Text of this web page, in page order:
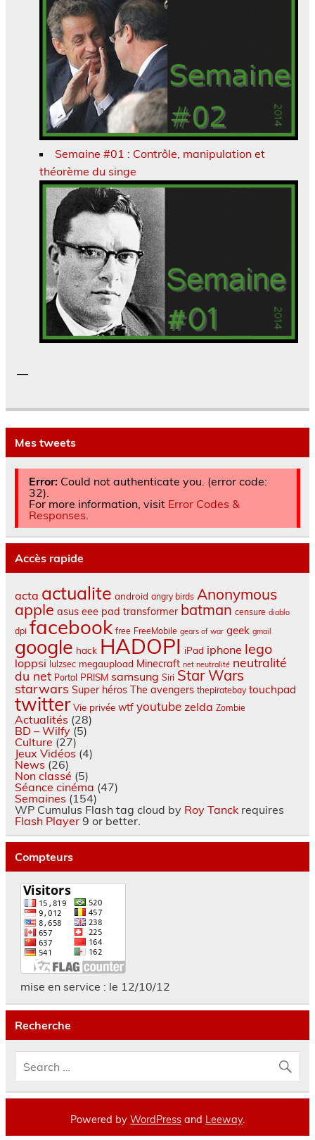
Semaine #01 : Contrôle, manipulation et
théorème du singe
—
Mes tweets
Error:Could not authenticate you. (error code:
32).
For more information, visit Error Codes &
Responses
Accès rapide
acta actualite android angry birds Anonymous
apple asus eee pad transformer batman censure diablo
dpi facebook free FreeMobile gears of war geek gmail
google hack HADOPI iPad iphone lego
loppsi lulzsec megaupload Minecraft net neutralité neutralité
du net Portal PRISM samsung Siri Star Wars
starwars Super héros The avengers thepiratebay touchpad
twitter Vie privée wtf youtube zelda Zombie
Actualités (28)
BD – Wilfy(5)
Culture (27)
Jeux Vidéos (4)
News (26)
Non classé (5)
Séance cinéma (47)
Semaines (154)
WP Cumulus Flash tag cloud by Roy Tanckrequires
Flash Player9 or better.
Compteurs
mise en service : le 12/10/12
Recherche
Powered by WordPress and Leeway.